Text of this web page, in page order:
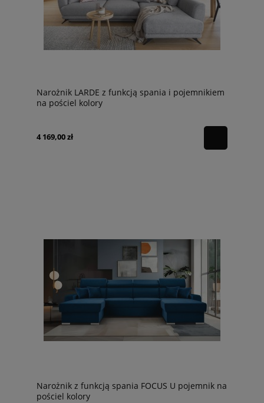
Narożnik LARDE z funkcją spania i pojemnikiem
na pościel kolory
4 169,00 zł
Narożnik z funkcją spania FOCUS U pojemnik na
pościel kolory